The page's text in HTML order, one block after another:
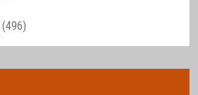
(496)